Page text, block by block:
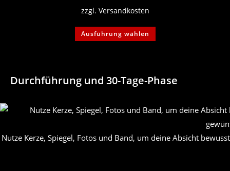
zzgl. Versandkosten
Ausführung wählen Dieses
weist
Optionen
können
Produktseite
gewählt
Durchführung und 30-Tage-Phase
Nutze Kerze, Spiegel, Fotos und Band, um deine Absicht